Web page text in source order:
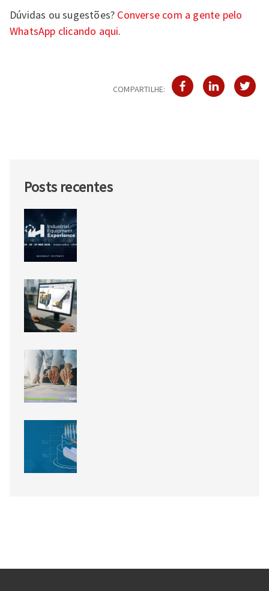
Dúvidas ou sugestões? Converse com a gente pelo
WhatsApp clicando aqui.
COMPARTILHE:
Posts recentes
equipamentos industriais
acontece em agosto
SP3: a Inteligência Artificial
finalmente chegou!
modelos RVT e IFC para pranchas